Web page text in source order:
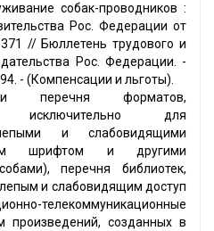
собак-проводников :
Рос. Федерации от
// Бюллетень трудового и
Рос. Федерации. -
- (Компенсации и льготы).
перечня форматов,
исключительно для
и слабовидящими
шрифтом и другими
перечня библиотек,
и слабовидящим доступ
телекоммуникационные
произведений, созданных в